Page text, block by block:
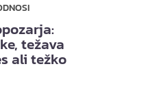
težava
ali težko